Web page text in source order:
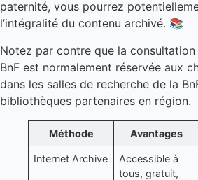
paternité, vous pourrez
l’intégralité du contenu archivé. 📚
Notez par contre que la
BnF est normalement réservée aux
dans les salles de recherche de la
bibliothèques partenaires en région.
Méthode Avantages
Internet Archive
Accessible à
tous, gratuit,